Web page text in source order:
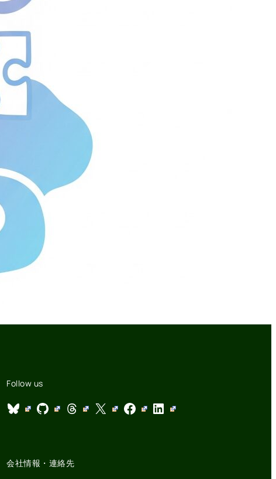
Read more …
Follow us
Bluesky GitHub Threads X Facebook LinkedIn
会社情報・連絡先